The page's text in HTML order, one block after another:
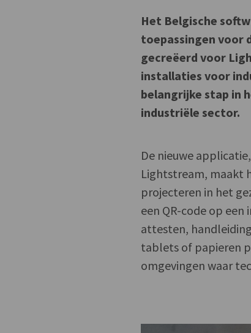
Het Belgische
toepassingen voor
gecreëerd voor
installaties voor
belangrijke stap in
industriële sector.
De nieuwe
Lightstream, maakt
projecteren in het
een QR-code op
attesten,
tablets of papieren
omgevingen waar